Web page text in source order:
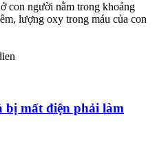
con người nằm trong khoảng
lượng oxy trong máu của con
bị mất điện phải làm